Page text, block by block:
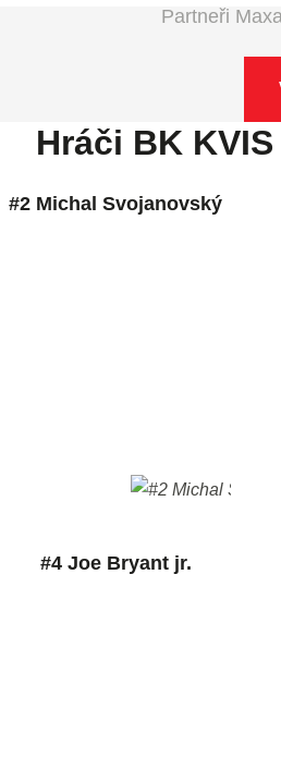
Partneři
Hráči BK
#2 Michal Svojanovský
#4 Joe Bryant jr.